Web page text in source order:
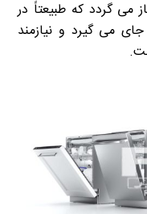
می گردد که طبیعتاً در
می گیرد و نیازمند